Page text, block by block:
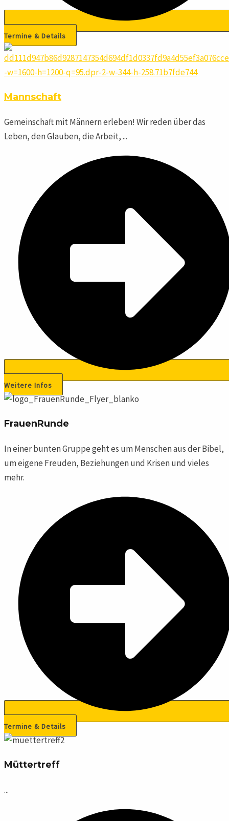
Termine & Details
Mannschaft
Gemeinschaft mit Männern erleben! Wir reden über das
Leben, den Glauben, die Arbeit, ...
Weitere Infos
FrauenRunde
In einer bunten Gruppe geht es um Menschen aus der Bibel,
um eigene Freuden, Beziehungen und Krisen und vieles
mehr.
Termine & Details
Müttertreff
...